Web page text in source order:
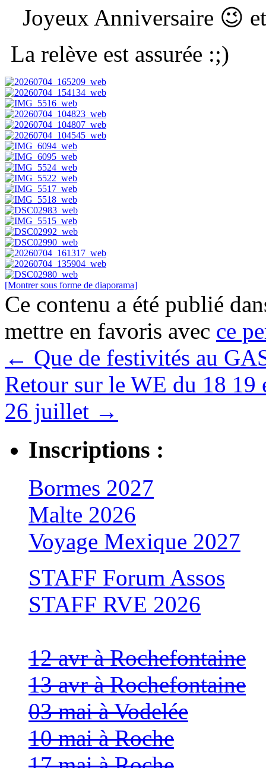
Joyeux Anniversaire 😉
La relève est assurée :;)
[Montrer sous forme de diaporama]
Ce contenu a été publié
mettre en favoris avec ce
← Que de festivités au
Retour sur le WE du 18
26 juillet →
Inscriptions :
Bormes 2027
Malte 2026
Voyage Mexique 2027
STAFF Forum Assos
STAFF RVE 2026
12 avr à Rochefontaine
13 avr à Rochefontaine
03 mai à Vodelée
10 mai à Roche